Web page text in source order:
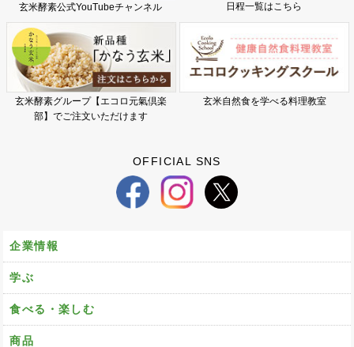
玄米酵素公式YouTubeチャンネル 日程一覧はこちら
玄米酵素グループ【エコロ元氣倶楽
部】でご注文いただけます
玄米自然食を学べる料理教室
OFFICIAL SNS
企業情報
学ぶ
食べる・楽しむ
商品